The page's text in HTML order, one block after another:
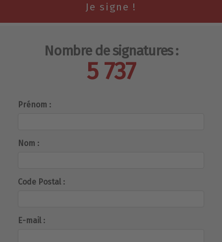
Nombre de signatures :
5 737
Prénom :
Nom :
Code Postal :
E-mail :